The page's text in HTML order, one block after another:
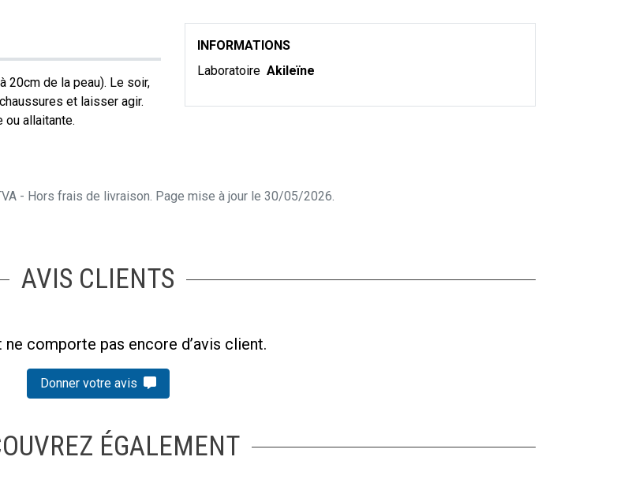
20cm de la peau). Le soir,
et laisser agir.
ou allaitante.
INFORMATIONS
Laboratoire Akileïne
- Hors frais de livraison. Page mise à jour le 30/05/2026.
AVIS CLIENTS
ne comporte pas encore d’avis client.
Donner votre avis
ÉGALEMENT